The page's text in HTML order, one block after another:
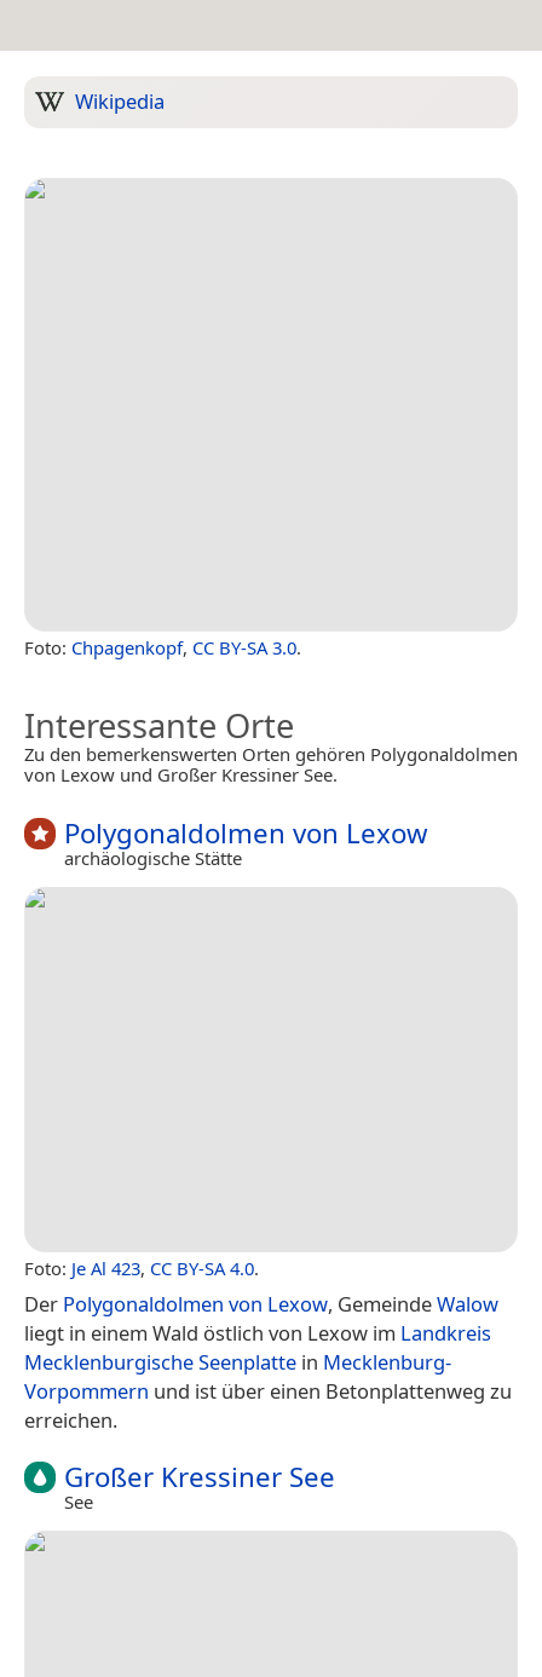
Wikipedia
Foto: Chpagenkopf, CC BY-SA 3.0.
Interessante Orte
Zu den bemerkenswerten Orten gehören Polygonaldolmen
von Lexow und Großer Kressiner See.
Polygonaldolmen von Lexow
archäologische Stätte
Foto: Je Al 423, CC BY-SA 4.0.
Der Polygonaldolmen von Lexow, GemeindeWalow
liegt in einem Wald östlich von Lexow im Landkreis
Mecklenburgische Seenplatte in Mecklenburg-
Vorpommern und ist über einen Betonplattenweg zu
erreichen.
Großer Kressiner See
See